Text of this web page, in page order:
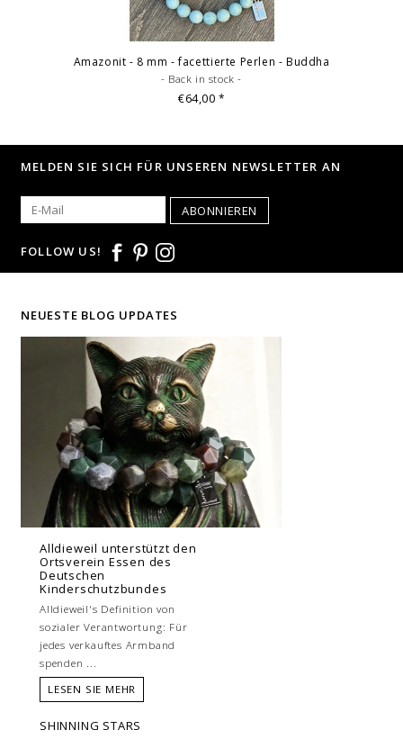
Amazonit - 8 mm - facettierte Perlen - Buddha
- Back in stock -
€64,00*
MELDEN SIE SICH FÜR UNSEREN NEWSLETTER AN
ABONNIEREN
FOLLOW US!
NEUESTE BLOG UPDATES
Alldieweil unterstützt den
Ortsverein Essen des
Deutschen
Kinderschutzbundes
Alldieweil's Definition von
sozialer Verantwortung: Für
jedes verkauftes Armband
spenden ...
LESEN SIE MEHR
SHINNING STARS